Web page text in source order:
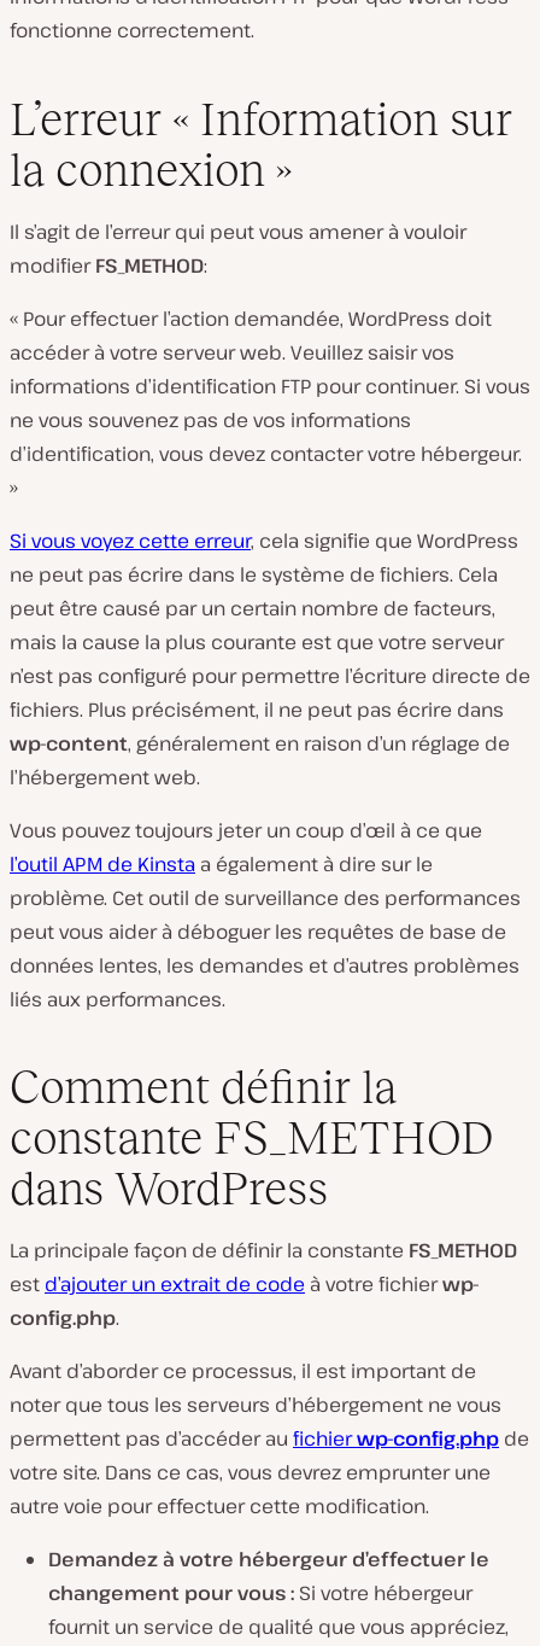
fonctionne correctement.
L’erreur « Information sur
la connexion »
Il s’agit de l’erreur qui peut vous amener à vouloir
modifierFS_METHOD:
« Pour effectuer l’action demandée, WordPress doit
accéder à votre serveur web. Veuillez saisir vos
informations d’identification FTP pour continuer. Si vous
ne vous souvenez pas de vos informations
d’identification, vous devez contacter votre hébergeur.
»
Si vous voyez cette erreur, cela signifie que WordPress
ne peut pas écrire dans le système de fichiers. Cela
peut être causé par un certain nombre de facteurs,
mais la cause la plus courante est que votre serveur
n’est pas configuré pour permettre l’écriture directe de
fichiers. Plus précisément, il ne peut pas écrire dans
wp-content, généralement en raison d’un réglage de
l’hébergement web.
Vous pouvez toujours jeter un coup d’œil à ce que
l’outil APM de Kinsta a également à dire sur le
problème. Cet outil de surveillance des performances
peut vous aider à déboguer les requêtes de base de
données lentes, les demandes et d’autres problèmes
liés aux performances.
Comment définir la
constante FS_METHOD
dans WordPress
La principale façon de définir la constante FS_METHOD
est d’ajouter un extrait de code à votre fichierwp-
config.php.
Avant d’aborder ce processus, il est important de
noter que tous les serveurs d’hébergement ne vous
permettent pas d’accéder au fichierwp-config.php de
votre site. Dans ce cas, vous devrez emprunter une
autre voie pour effectuer cette modification.
Demandez à votre hébergeur d’effectuer le
changement pour vous : Si votre hébergeur
fournit un service de qualité que vous appréciez,